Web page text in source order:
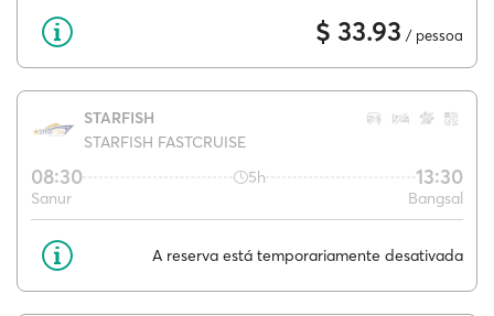
$ 33.93 / pessoa
STARFISH
STARFISH FASTCRUISE
08:30 5h 13:30
Sanur Bangsal
A reserva está temporariamente desativada